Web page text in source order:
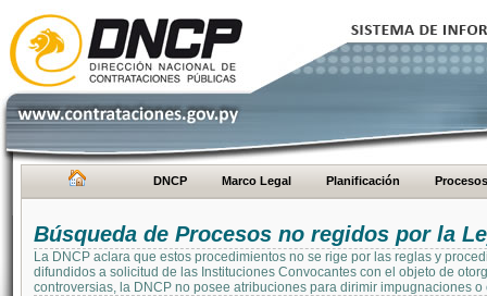
DNCP Marco Legal Planificación Procesos
Búsqueda de Procesos no regidos por la
La DNCP aclara que estos procedimientos no se rige por las reglas y
difundidos a solicitud de las Instituciones Convocantes con el objeto de
controversias, la DNCP no posee atribuciones para dirimir impugnaciones